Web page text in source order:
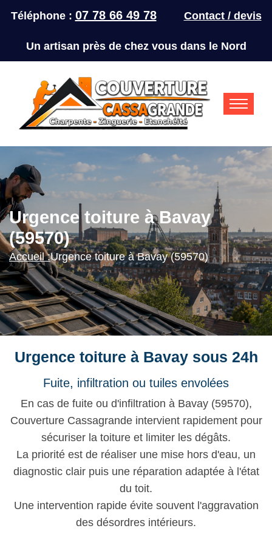
Téléphone : 07 78 66 49 78 Contact / devis
Un artisan près de chez vous dans le Nord
Urgence toiture à Bavay
(59570)
Accueil :Urgence toiture à Bavay (59570)
Urgence toiture à Bavay sous 24h
Fuite, infiltration ou tuiles envolées
En cas de fuite ou d'infiltration à Bavay (59570),
Couverture Cassagrande intervient rapidement pour
sécuriser la toiture et limiter les dégâts.
La priorité est de réaliser une mise hors d'eau, un
diagnostic clair puis une réparation adaptée à l'état
du toit.
Une intervention rapide évite souvent l'aggravation
des désordres intérieurs.